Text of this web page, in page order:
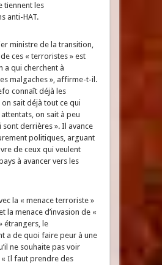
tiennent les
anti-HAT.
ministre de la transition,
ces « terroristes » est
a qui cherchent à
malgaches », affirme-t-il.
connaît déjà les
sait déjà tout ce qui
on sait à peu
sont derrières ». Il avance
politiques, arguant
de ceux qui veulent
à avancer vers les
la « menace terroriste »
la menace d’invasion de «
étrangers, le
a de quoi faire peur à une
ne souhaite pas voir
Il faut prendre des